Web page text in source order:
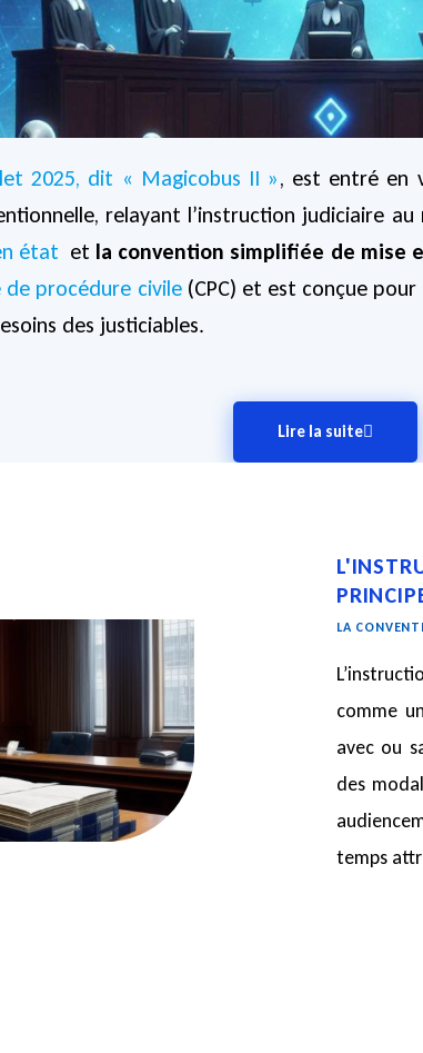
2025, dit « Magicobus II », est entré en
relayant l’instruction judiciaire
état et la convention simplifiée de mise
procédure civile(CPC) et est conçue
des justiciables.
Lire la suite
LA
comme
avec ou
des
temps